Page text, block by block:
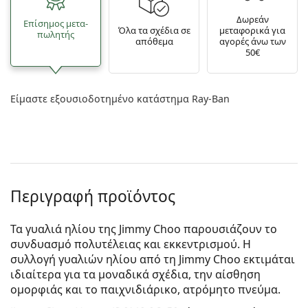
Επίσημος μετα­
πωλητής
Όλα τα σχέδια σε
απόθεμα
Δωρεάν
μεταφορικά για
αγορές άνω των
50€
Είμαστε εξουσιοδοτημένο κατάστημα Ray-Ban
Περιγραφή προϊόντος
Τα γυαλιά ηλίου της Jimmy Choo παρουσιάζουν το
συνδυασμό πολυτέλειας και εκκεντρισμού. Η
συλλογή γυαλιών ηλίου από τη Jimmy Choo εκτιμάται
ιδιαίτερα για τα μοναδικά σχέδια, την αίσθηση
ομορφιάς και το παιχνιδιάρικο, ατρόμητο πνεύμα.